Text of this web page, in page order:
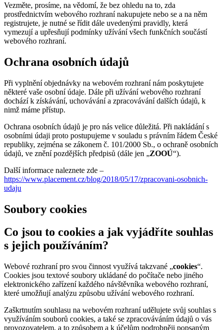
Vezměte, prosíme, na vědomí, že bez ohledu na to, zda
prostřednictvím webového rozhraní nakupujete nebo se a na něm
registrujete, je nutné se řídit dále uvedenými pravidly, která
vymezují a upřesňují podmínky užívání všech funkčních součástí
webového rozhraní.
Ochrana osobních údajů
Při vyplnění objednávky na webovém rozhraní nám poskytujete
některé vaše osobní údaje. Dále při užívání webového rozhraní
dochází k získávání, uchovávání a zpracovávání dalších údajů, k
nimž máme přístup.
Ochrana osobních údajů je pro nás velice důležitá. Při nakládání s
osobními údaji proto postupujeme v souladu s právním řádem České
republiky, zejména se zákonem č. 101/2000 Sb., o ochraně osobních
údajů, ve znění pozdějších předpisů (dále jen „ZOOÚ“).
Další informace naleznete zde –
https://www.placement.cz/blog/2018/05/17/zpracovani-osobnich-
udaju
Soubory cookies
Co jsou to cookies a jak vyjádříte souhlas
s jejich používáním?
Webové rozhraní pro svou činnost využívá takzvané „cookies“.
Cookies jsou textové soubory ukládané do počítače nebo jiného
elektronického zařízení každého návštěvníka webového rozhraní,
které umožňují analýzu způsobu užívání webového rozhraní.
Zaškrtnutím souhlasu na webovém rozhraní udělujete svůj souhlas s
využíváním souborů cookies, a také se zpracováváním údajů o vás
provozovatelem, a to způsobem a k účelům podrobněji popsaným